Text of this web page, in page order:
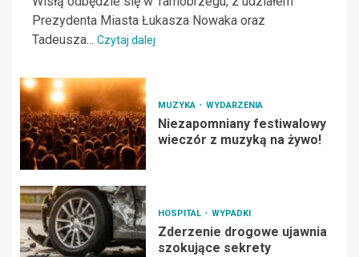
Prezydenta Miasta Łukasza Nowaka oraz
Tadeusza... Czytaj dalej
MUZYKA WYDARZENIA
Niezapomniany festiwalowy
wieczór z muzyką na żywo!
HOSPITAL WYPADKI
Zderzenie drogowe ujawnia
szokujące sekrety